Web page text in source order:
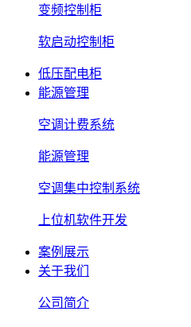
变频控制柜
软启动控制柜
低压配电柜
能源管理
空调计费系统
能源管理
空调集中控制系统
上位机软件开发
案例展示
关于我们
公司简介